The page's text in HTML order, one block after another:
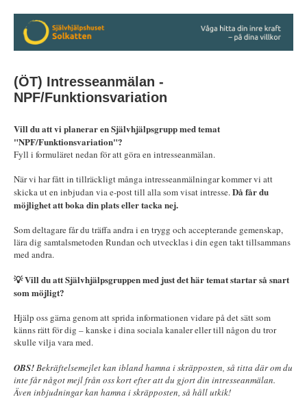
(ÖT) Intresseanmälan -
NPF/Funktionsvariation
Vill du att vi planerar en Självhjälpsgrupp med temat
"NPF/Funktionsvariation"?
Fyll i formuläret nedan för att göra en intresseanmälan.
När vi har fått in tillräckligt många intresseanmälningar kommer vi att
skicka ut en inbjudan via e-post till alla som visat intresse.Då får du
möjlighet att boka din plats eller tacka nej.
Som deltagare får du träffa andra i en trygg och accepterande gemenskap,
lära dig samtalsmetoden Rundan och utvecklas i din egen takt tillsammans
med andra.
💡 Vill du att Självhjälpsgruppen med just det här temat startar så snart
som möjligt?
Hjälp oss gärna genom att sprida informationen vidare på det sätt som
känns rätt för dig – kanske i dina sociala kanaler eller till någon du tror
skulle vilja vara med.
OBS!Bekräftelsemejlet kan ibland hamna i skräpposten, så titta där om du
inte får något mejl från oss kort efter att du gjort din intresseanmälan.
Även inbjudningar kan hamna i skräpposten, så håll utkik!